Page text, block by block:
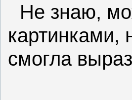
Не знаю,
картинками,
смогла